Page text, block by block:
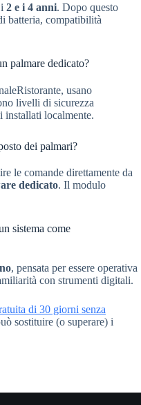
2 e i 4 anni. Dopo questo
batteria, compatibilità
palmare dedicato?
usano
livelli di sicurezza
installati localmente.
dei palmari?
le comande direttamente da
dedicato. Il modulo
sistema come
, pensata per essere operativa
con strumenti digitali.
di 30 giorni senza
sostituire (o superare) i